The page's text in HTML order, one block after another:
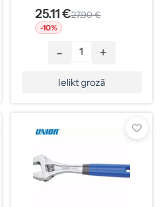
25.11 €27.90 €
-10%
- +
Ielikt grozā